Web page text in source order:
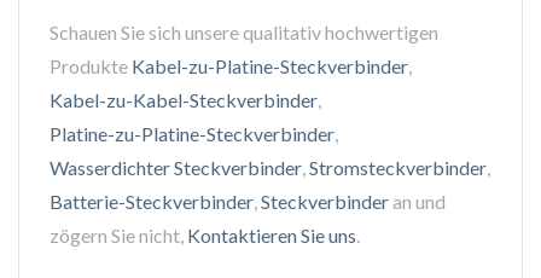
Schauen Sie sich unsere qualitativ hochwertigen
Produkte Kabel-zu-Platine-Steckverbinder,
Kabel-zu-Kabel-Steckverbinder,
Platine-zu-Platine-Steckverbinder,
Wasserdichter Steckverbinder,Stromsteckverbinder,
Batterie-Steckverbinder,Steckverbinderan und
zögern Sie nicht, Kontaktieren Sie uns.